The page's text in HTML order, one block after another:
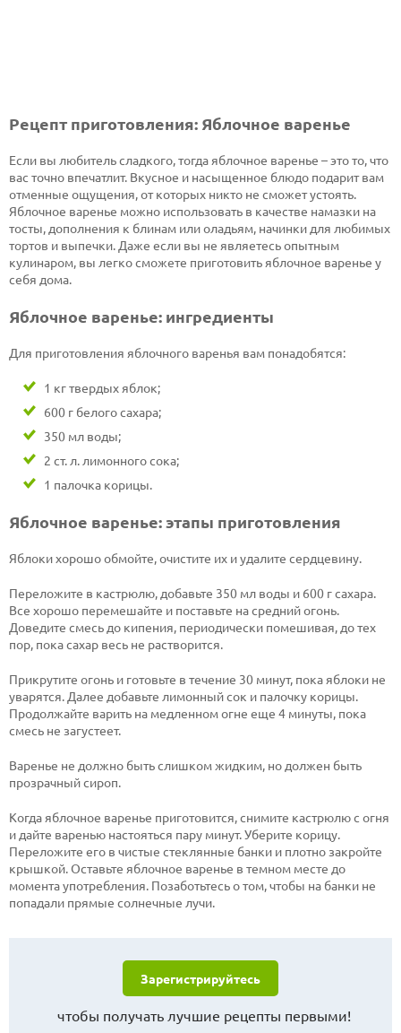
Рецепт приготовления: Яблочное варенье
Если вы любитель сладкого, тогда яблочное варенье – это то, что
вас точно впечатлит. Вкусное и насыщенное блюдо подарит вам
отменные ощущения, от которых никто не сможет устоять.
Яблочное варенье можно использовать в качестве намазки на
тосты, дополнения к блинам или оладьям, начинки для любимых
тортов и выпечки. Даже если вы не являетесь опытным
кулинаром, вы легко сможете приготовить яблочное варенье у
себя дома.
Яблочное варенье: ингредиенты
Для приготовления яблочного варенья вам понадобятся:
1 кг твердых яблок;
600 г белого сахара;
350 мл воды;
2 ст. л. лимонного сока;
1 палочка корицы.
Яблочное варенье: этапы приготовления
Яблоки хорошо обмойте, очистите их и удалите сердцевину.
Переложите в кастрюлю, добавьте 350 мл воды и 600 г сахара.
Все хорошо перемешайте и поставьте на средний огонь.
Доведите смесь до кипения, периодически помешивая, до тех
пор, пока сахар весь не растворится.
Прикрутите огонь и готовьте в течение 30 минут, пока яблоки не
уварятся. Далее добавьте лимонный сок и палочку корицы.
Продолжайте варить на медленном огне еще 4 минуты, пока
смесь не загустеет.
Варенье не должно быть слишком жидким, но должен быть
прозрачный сироп.
Когда яблочное варенье приготовится, снимите кастрюлю с огня
и дайте варенью настояться пару минут. Уберите корицу.
Переложите его в чистые стеклянные банки и плотно закройте
крышкой. Оставьте яблочное варенье в темном месте до
момента употребления. Позаботьтесь о том, чтобы на банки не
попадали прямые солнечные лучи.
Зарегистрируйтесь
чтобы получать лучшие рецепты первыми!